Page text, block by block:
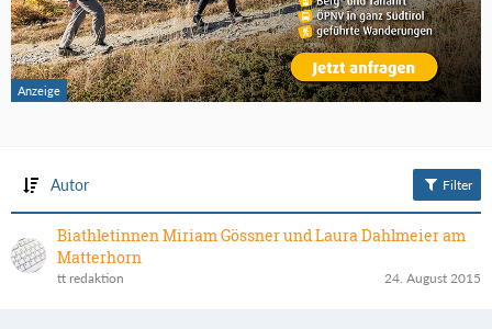
Autor Filter
Biathletinnen Miriam Gössner und Laura Dahlmeier am
Matterhorn
tt redaktion 24. August 2015